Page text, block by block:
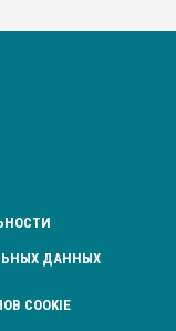
ДАННЫХ
COOKIE